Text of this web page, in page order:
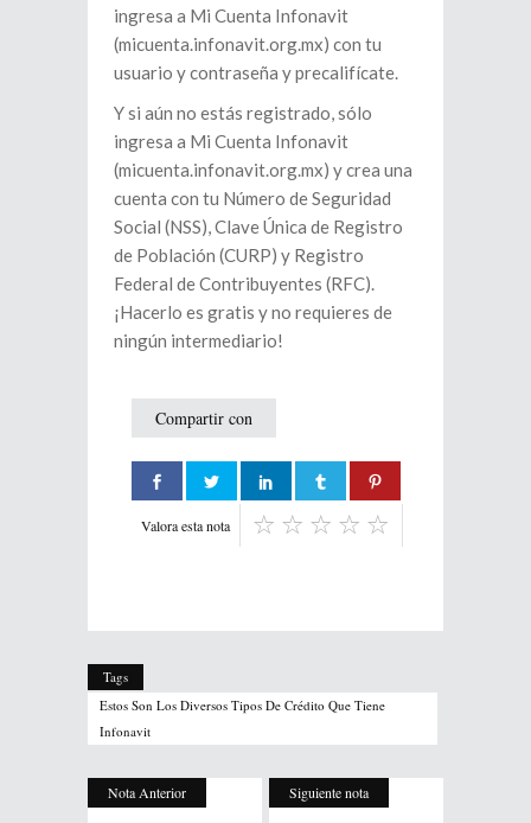
ingresa a Mi Cuenta Infonavit
(micuenta.infonavit.org.mx) con tu
usuario y contraseña y precalifícate.
Y si aún no estás registrado, sólo
ingresa a Mi Cuenta Infonavit
(micuenta.infonavit.org.mx) y crea una
cuenta con tu Número de Seguridad
Social (NSS), Clave Única de Registro
de Población (CURP) y Registro
Federal de Contribuyentes (RFC).
¡Hacerlo es gratis y no requieres de
ningún intermediario!
Compartir con
Valora esta nota
Tags
Estos Son Los Diversos Tipos De Crédito Que Tiene
Infonavit
Nota Anterior Siguiente nota